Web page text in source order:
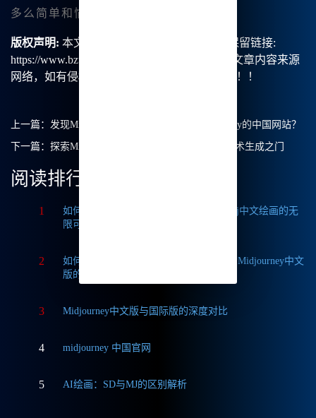
多么简单和愉快。
版权声明: 本文由【B族智能】原创，转载请保留链接:
https://www.bzu.cn/news/show/3435.html，部分文章内容来源
网络，如有侵权请联系我们删除处理。谢谢！！！
上一篇： 发现Midjourney的中文版：是否有Midjourney的中国网站？
下一篇： 探索Midjourney中文版：您的无障碍中国艺术生成之门
阅读排行
1
如何获取Midjourney破解版免费？探索Mj中文绘画的无
限可能
2
如何轻松实现Midjourney本地部署？探索Midjourney中文
版的无限可能
3 Midjourney中文版与国际版的深度对比
4 midjourney 中国官网
5 AI绘画：SD与MJ的区别解析